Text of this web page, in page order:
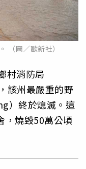
（圖／歐新社）
村消防局
該州最嚴重的野
）終於熄滅。這
，燒毀50萬公頃